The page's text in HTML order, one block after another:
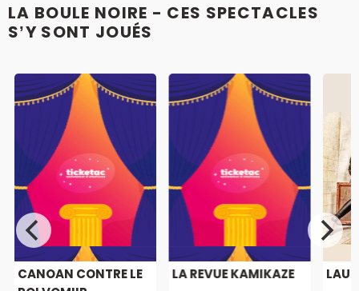
LA BOULE NOIRE - CES SPECTACLES
S’Y SONT JOUÉS
CANOAN CONTRE LE
LA REVUE KAMIKAZE